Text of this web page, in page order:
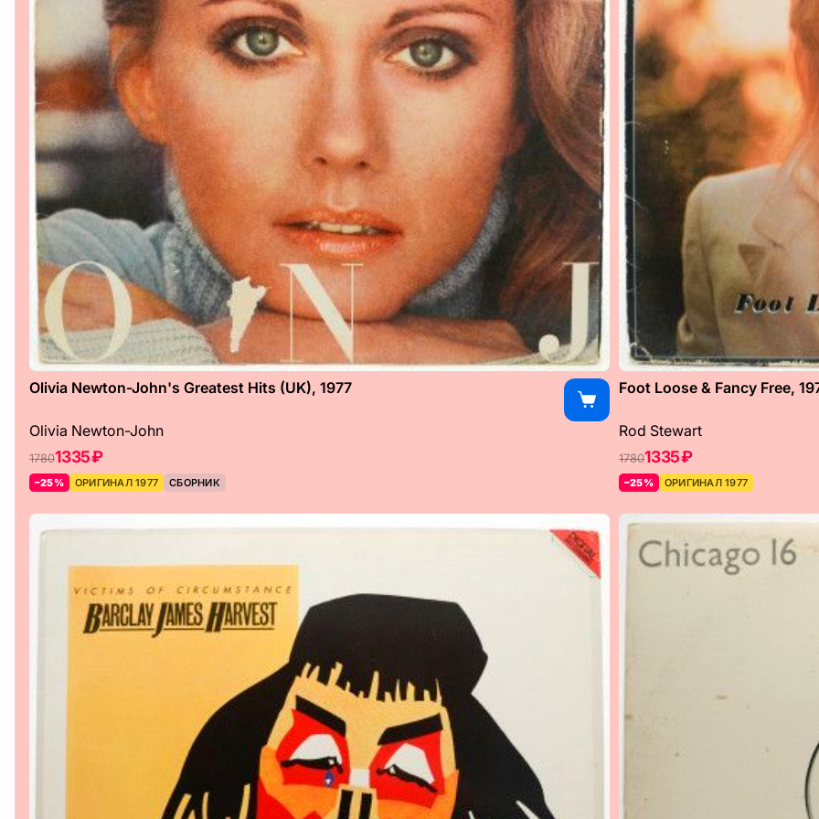
Olivia Newton-John's Greatest Hits (UK), 1977
Olivia Newton-John
17801335 ₽
–25% ОРИГИНАЛ 1977 СБОРНИК
Foot Loose & Fancy Free,
Rod Stewart
17801335 ₽
–25% ОРИГИНАЛ 1977